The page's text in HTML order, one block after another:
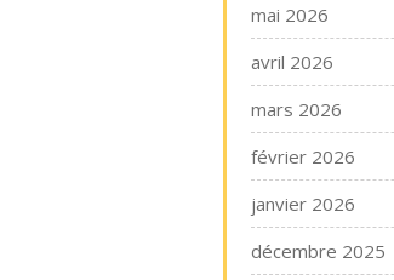
mai 2026
avril 2026
mars 2026
février 2026
janvier 2026
décembre 2025